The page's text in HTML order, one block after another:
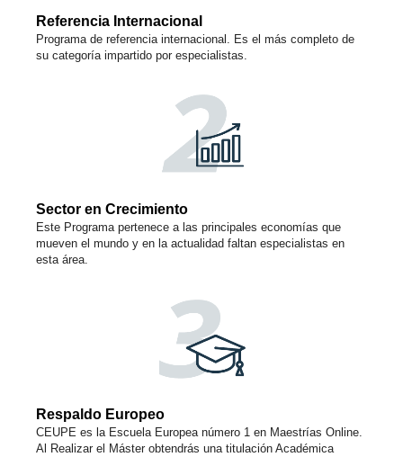
Referencia Internacional
Programa de referencia internacional. Es el más completo de
su categoría impartido por especialistas.
Sector en Crecimiento
Este Programa pertenece a las principales economías que
mueven el mundo y en la actualidad faltan especialistas en
esta área.
Respaldo Europeo
CEUPE es la Escuela Europea número 1 en Maestrías Online.
Al Realizar el Máster obtendrás una titulación Académica